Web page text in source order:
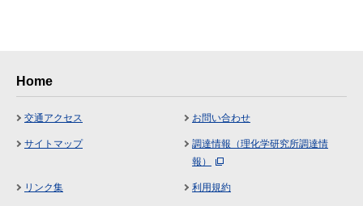
Home
交通アクセス お問い合わせ
サイトマップ
調達情報（理化学研究所調達情
報）
リンク集 利用規約